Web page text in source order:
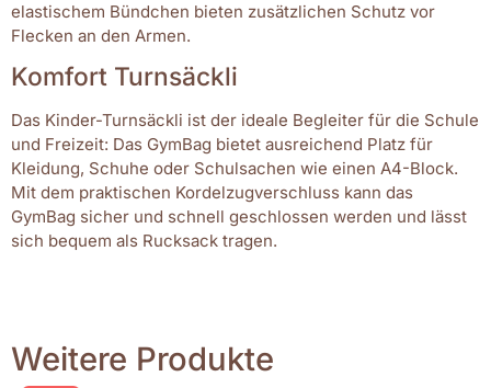
elastischem Bündchen bieten zusätzlichen Schutz vor
Flecken an den Armen.
Komfort Turnsäckli
Das Kinder-Turnsäckli ist der ideale Begleiter für die Schule
und Freizeit: Das GymBag bietet ausreichend Platz für
Kleidung, Schuhe oder Schulsachen wie einen A4-Block.
Mit dem praktischen Kordelzugverschluss kann das
GymBag sicher und schnell geschlossen werden und lässt
sich bequem als Rucksack tragen.
Weitere Produkte